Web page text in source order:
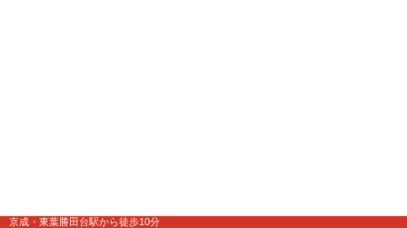
京成・東葉勝田台駅から徒歩10分